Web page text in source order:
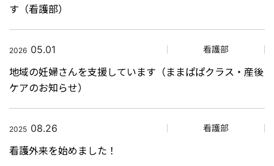
す（看護部）
2026 05.01 看護部
地域の妊婦さんを支援しています（ままぱぱクラス・産後
ケアのお知らせ）
2025 08.26 看護部
看護外来を始めました！